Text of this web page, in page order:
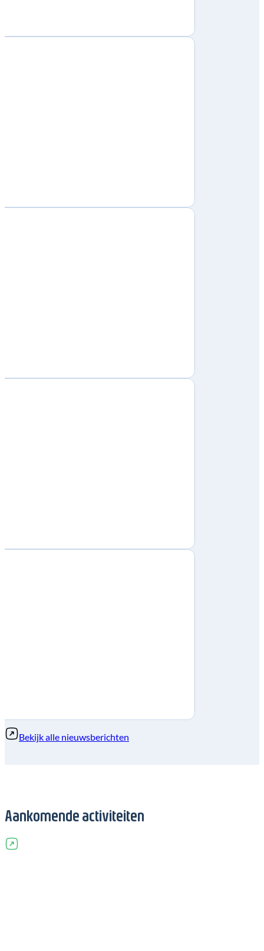
Bekijk alle nieuwsberichten
Aankomende activiteiten